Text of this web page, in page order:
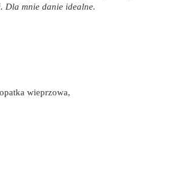
Dla mnie danie idealne.
wieprzowa,